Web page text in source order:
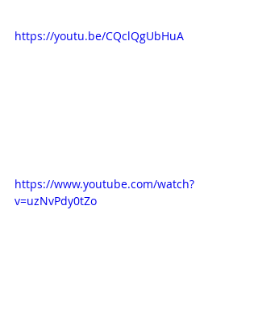
https://youtu.be/CQclQgUbHuA
https://www.youtube.com/watch?
v=uzNvPdy0tZo